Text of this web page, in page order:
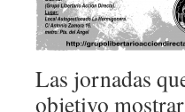
Las jornadas
objetivo